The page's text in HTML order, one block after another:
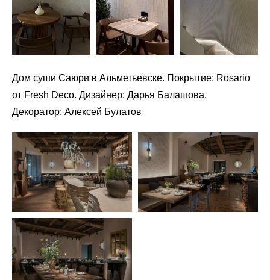
Дом суши Саюри в Альметьевске. Покрытие: Rosario
от Fresh Deco. Дизайнер: Дарья Балашова.
Декоратор: Алексей Булатов